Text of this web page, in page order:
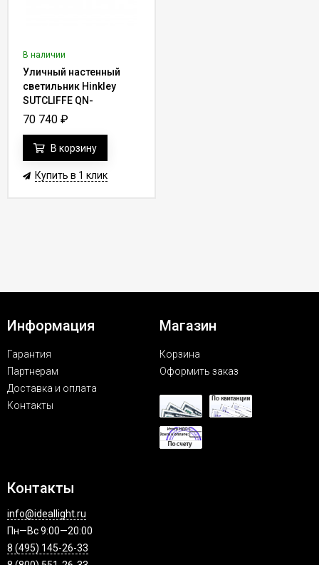
В наличии
Уличный настенный
светильник Hinkley
SUTCLIFFE QN-
SUTCLIFFE-M-AZ
70 740 ₽
В корзину
Купить в 1 клик
Информация
Гарантия
Партнерам
Доставка и оплата
Контакты
Магазин
Корзина
Оформить заказ
Контакты
info@ideallight.ru
Пн—Вс 9:00—20:00
8 (495) 145-26-33